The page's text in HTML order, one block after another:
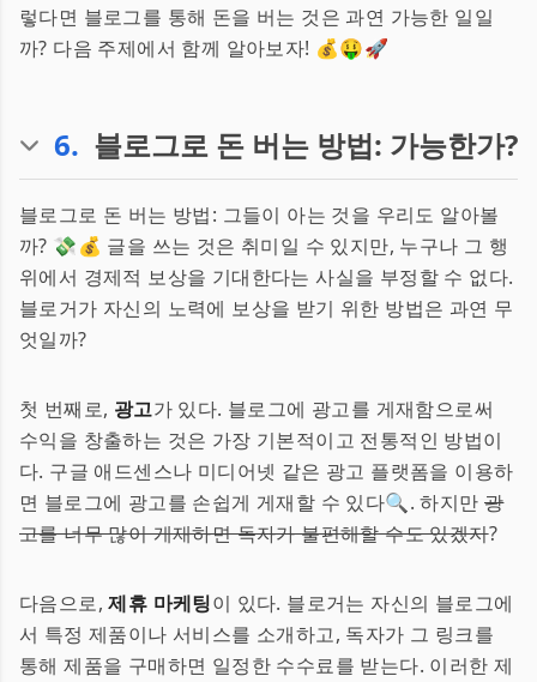
렇다면 블로그를 통해 돈을 버는 것은 과연 가능한 일일
까? 다음 주제에서 함께 알아보자! 💰🤑🚀
6. 블로그로 돈 버는 방법: 가능한가?
블로그로 돈 버는 방법: 그들이 아는 것을 우리도 알아볼
까? 💸💰 글을 쓰는 것은 취미일 수 있지만, 누구나 그 행
위에서 경제적 보상을 기대한다는 사실을 부정할 수 없다.
블로거가 자신의 노력에 보상을 받기 위한 방법은 과연 무
엇일까?
첫 번째로, 광고가 있다. 블로그에 광고를 게재함으로써
수익을 창출하는 것은 가장 기본적이고 전통적인 방법이
다. 구글 애드센스나 미디어넷 같은 광고 플랫폼을 이용하
면 블로그에 광고를 손쉽게 게재할 수 있다🔍. 하지만 광
고를 너무 많이 게재하면 독자가 불편해할 수도 있겠지?
다음으로,제휴 마케팅이 있다. 블로거는 자신의 블로그에
서 특정 제품이나 서비스를 소개하고, 독자가 그 링크를
통해 제품을 구매하면 일정한 수수료를 받는다. 이러한 제